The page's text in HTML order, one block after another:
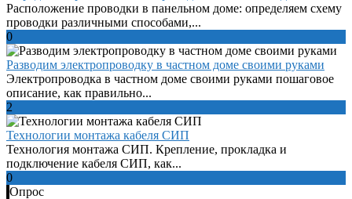
Расположение проводки в панельном доме: определяем схему
проводки различными способами,...
0
Разводим электропроводку в частном доме своими руками
Электропроводка в частном доме своими руками пошаговое
описание, как правильно...
2
Технологии монтажа кабеля СИП
Технология монтажа СИП. Крепление, прокладка и
подключение кабеля СИП, как...
0
Опрос